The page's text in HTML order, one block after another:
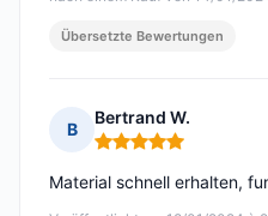
Übersetzte Bewertungen
B
Bertrand W.
Hinweis: 5 von 5
Material schnell erhalten,